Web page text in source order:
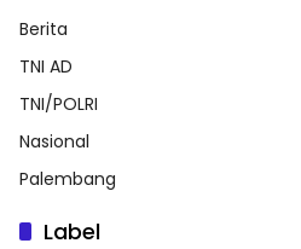
Berita
TNI AD
TNI/POLRI
Nasional
Palembang
Label